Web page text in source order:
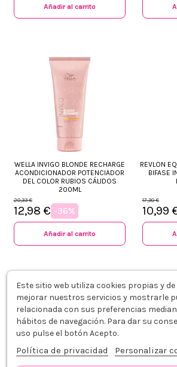
Añadir al carrito
WELLA INVIGO BLONDE RECHARGE
ACONDICIONADOR POTENCIADOR
DEL COLOR RUBIOS CÁLIDOS
200ML
20,33 €
12,98 € -36%
Añadir al carrito
REVLON
BIFASE
17,30 €
10,99
Este sitio web utiliza cookies propias y
mejorar nuestros servicios y mostrarle
relacionada con sus preferencias
hábitos de navegación. Para dar su
uso pulse el botón Acepto.
Política de privacidad Personalizar